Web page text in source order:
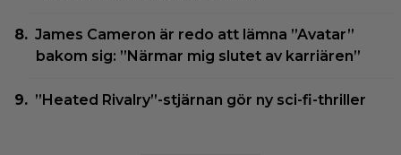
James Cameron är redo att lämna ”Avatar”
bakom sig: ”Närmar mig slutet av karriären”
”Heated Rivalry”-stjärnan gör ny sci-fi-thriller